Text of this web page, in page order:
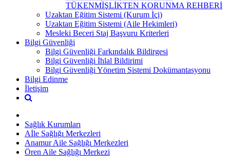
TÜKENMİŞLİKTEN KORUNMA REHBERİ
Uzaktan Eğitim Sistemi (Kurum İçi)
Uzaktan Eğitim Sistemi (Aile Hekimleri)
Mesleki Beceri Staj Başvuru Kriterleri
Bilgi Güvenliği
Bilgi Güvenliği Farkındalık Bildirgesi
Bilgi Güvenliği İhlal Bildirimi
Bilgi Güvenliği Yönetim Sistemi Dokümantasyonu
Bilgi Edinme
İletişim
Sağlık Kurumları
Aİle Sağlığı Merkezleri
Anamur Aile Sağlığı Merkezleri
Ören Aile Sağlığı Merkezi